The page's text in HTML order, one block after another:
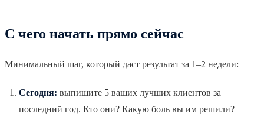
С чего начать прямо сейчас
Минимальный шаг, который даст результат за 1–2 недели:
Сегодня: выпишите 5 ваших лучших клиентов за
последний год. Кто они? Какую боль вы им решили?